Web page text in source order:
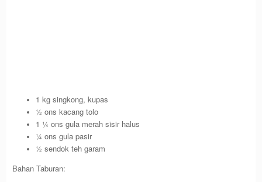
1 kg singkong, kupas
½ ons kacang tolo
1 ¼ ons gula merah sisir halus
¼ ons gula pasir
½ sendok teh garam
Bahan Taburan: